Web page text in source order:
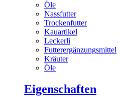
Öle
Nassfutter
Trockenfutter
Kauartikel
Leckerli
Futterergänzungsmittel
Kräuter
Öle
Eigenschaften